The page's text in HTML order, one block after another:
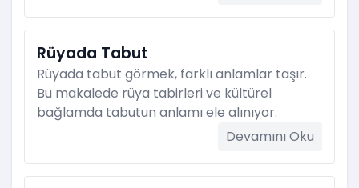
Rüyada Tabut
Rüyada tabut görmek, farklı anlamlar taşır.
Bu makalede rüya tabirleri ve kültürel
bağlamda tabutun anlamı ele alınıyor.
Devamını Oku